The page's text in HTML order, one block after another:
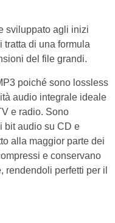
sviluppato agli inizi
tratta di una formula
del file grandi.
poiché sono lossless
audio integrale ideale
e radio. Sono
bit audio su CD e
alla maggior parte dei
e conservano
rendendoli perfetti per il